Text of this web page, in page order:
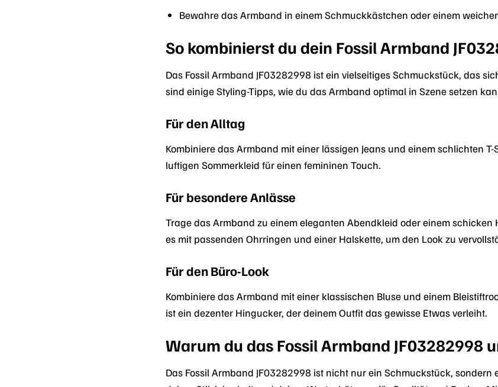
Bewahre das Armband in einem Schmuckkästchen oder einem
So kombinierst du dein Fossil Armband
Das Fossil Armband JF03282998 ist ein vielseitiges Schmuckstück, das
sind einige Styling-Tipps, wie du das Armband optimal in Szene setzen
Für den Alltag
Kombiniere das Armband mit einer lässigen Jeans und einem schlichten
luftigen Sommerkleid für einen femininen Touch.
Für besondere Anlässe
Trage das Armband zu einem eleganten Abendkleid oder einem
es mit passenden Ohrringen und einer Halskette, um den Look zu
Für den Büro-Look
Kombiniere das Armband mit einer klassischen Bluse und einem
ist ein dezenter Hingucker, der deinem Outfit das gewisse Etwas verleiht.
Warum du das Fossil Armband JF03282998
Das Fossil Armband JF03282998 ist nicht nur ein Schmuckstück,